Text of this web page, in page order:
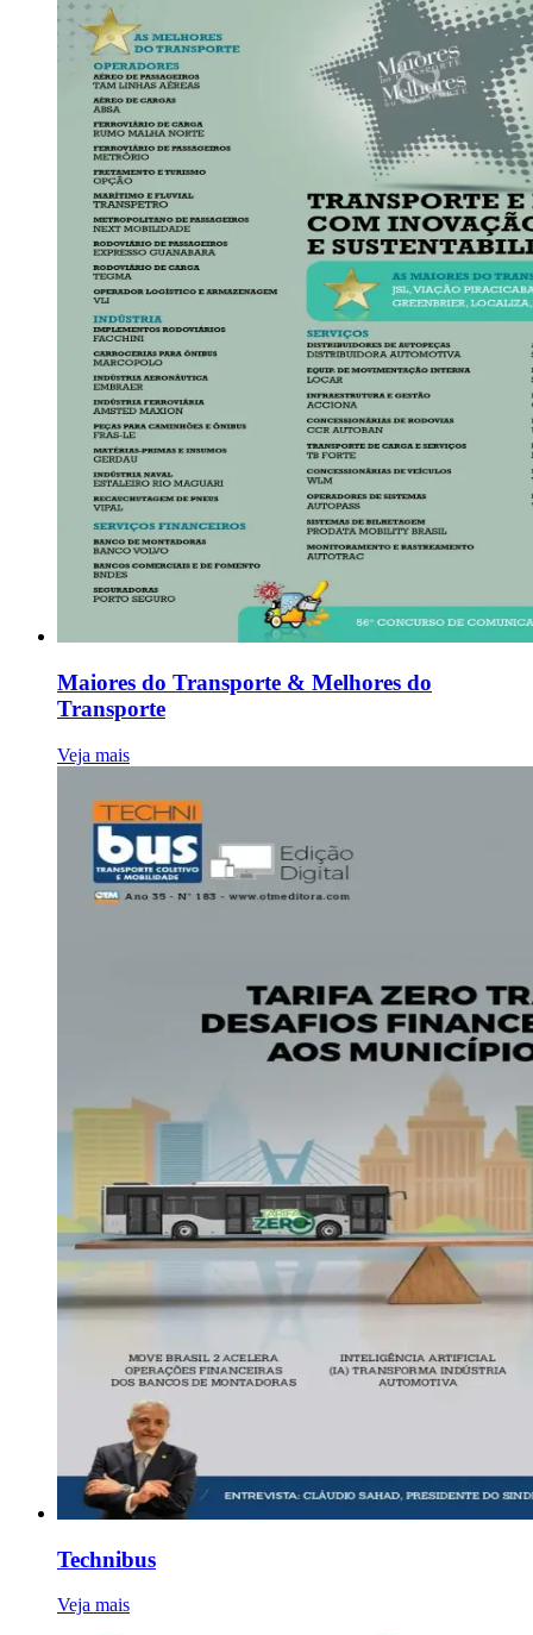
Maiores do Transporte & Melhores do
Transporte
Veja mais
Technibus
Veja mais